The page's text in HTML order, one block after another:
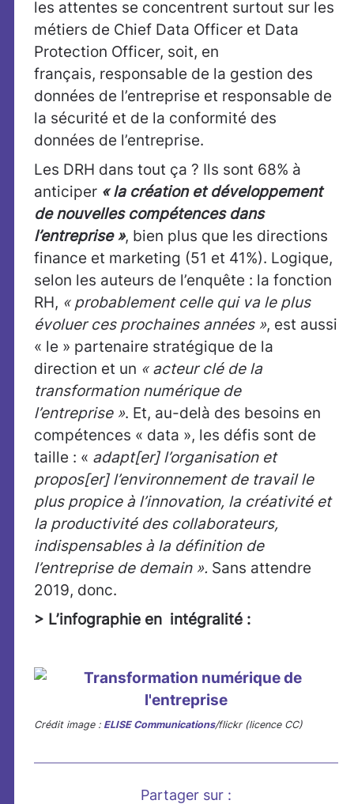
les attentes se concentrent surtout sur les
métiers de Chief Data Officer et Data
Protection Officer, soit, en
français, responsable de la gestion des
données de l’entreprise et responsable de
la sécurité et de la conformité des
données de l’entreprise.
Les DRH dans tout ça ? Ils sont 68% à
anticiper « la création et développement
de nouvelles compétences dans
l’entreprise », bien plus que les directions
finance et marketing (51 et 41%). Logique,
selon les auteurs de l’enquête : la fonction
RH, « probablement celle qui va le plus
évoluer ces prochaines années », est aussi
« le » partenaire stratégique de la
direction et un « acteur clé de la
transformation numérique de
l’entreprise ». Et, au-delà des besoins en
compétences « data », les défis sont de
taille : « adapt[er] l’organisation et
propos[er] l’environnement de travail le
plus propice à l’innovation, la créativité et
la productivité des collaborateurs,
indispensables à la définition de
l’entreprise de demain ». Sans attendre
2019, donc.
> L’infographie en intégralité :
Crédit image : ELISE Communications/flickr (licence CC)
Partager sur :